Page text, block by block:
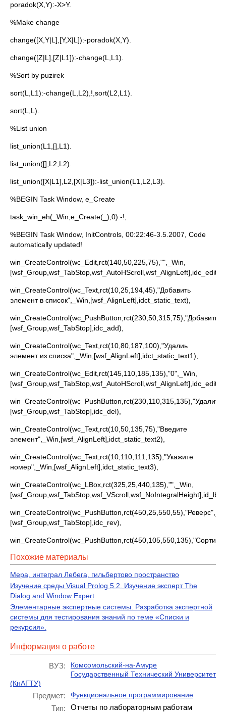
poradok(X,Y):-X>Y.
%Make change
change([X,Y|L],[Y,X|L]):-poradok(X,Y).
change([Z|L],[Z|L1]):-change(L,L1).
%Sort by puzirek
sort(L,L1):-change(L,L2),!,sort(L2,L1).
sort(L,L).
%List union
list_union(L1,[],L1).
list_union([],L2,L2).
list_union([X|L1],L2,[X|L3]):-list_union(L1,L2,L3).
%BEGIN Task Window, e_Create
task_win_eh(_Win,e_Create(_),0):-!,
%BEGIN Task Window, InitControls, 00:22:46-3.5.2007, Code
automatically updated!
win_CreateControl(wc_Edit,rct(140,50,225,75),"",_Win,
[wsf_Group,wsf_TabStop,wsf_AutoHScroll,wsf_AlignLeft],idc_edit),
win_CreateControl(wc_Text,rct(10,25,194,45),"Добавить
элемент в список",_Win,[wsf_AlignLeft],idct_static_text),
[wsf_Group,wsf_TabStop],idc_add),
win_CreateControl(wc_Text,rct(10,80,187,100),"Удалиь
элемент из списка",_Win,[wsf_AlignLeft],idct_static_text1),
win_CreateControl(wc_Edit,rct(145,110,185,135),"0",_Win,
[wsf_Group,wsf_TabStop,wsf_AutoHScroll,wsf_AlignLeft],idc_edit1),
[wsf_Group,wsf_TabStop],idc_del),
win_CreateControl(wc_Text,rct(10,50,135,75),"Введите
элемент",_Win,[wsf_AlignLeft],idct_static_text2),
win_CreateControl(wc_Text,rct(10,110,111,135),"Укажите
номер",_Win,[wsf_AlignLeft],idct_static_text3),
win_CreateControl(wc_LBox,rct(325,25,440,135),"",_Win,
[wsf_Group,wsf_TabStop],idc_rev),
Похожие материалы
Мера, интеграл Лебега, гильбертово пространство
Изучение среды Visual Prolog 5.2. Изучение эксперт The
Dialog and Window Expert
Элементарные экспертные системы. Разработка экспертной
системы для тестирования знаний по теме «Списки и
рекурсия».
Информация о работе
ВУЗ:
Комсомольский-на-Амуре
Государственный Технический Университет
(КнАГТУ)
Предмет: Функциональное программирование
Тип:
Отчеты по лабораторным работам